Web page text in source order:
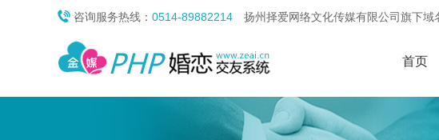
 咨询服务热线： 0514-89882214 扬州择爱网络文化传媒有限公司旗下域
首页